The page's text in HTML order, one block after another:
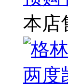
本店